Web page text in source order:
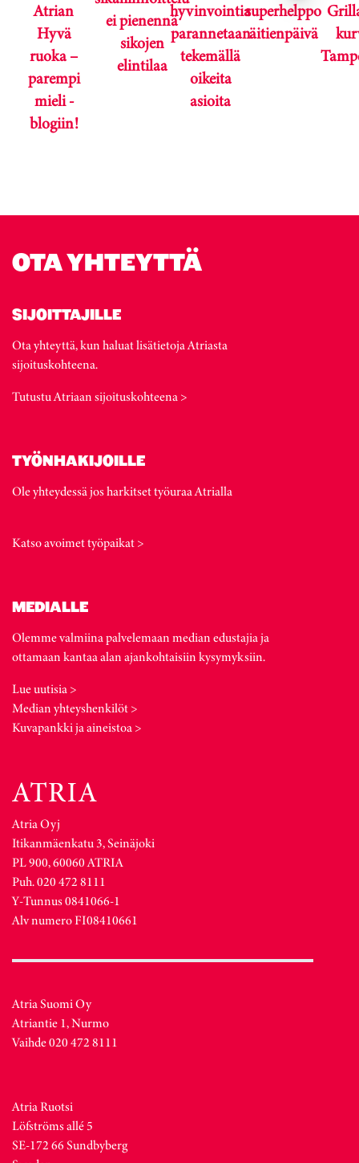
Atrian
Hyvä
ruoka –
parempi
mieli -
blogiin!
ei pienennä
sikojen
elintilaa
hyvinvointia
parannetaan
tekemällä
oikeita
asioita
superhelppo
äitienpäivä
OTA YHTEYTTÄ
SIJOITTAJILLE
Ota yhteyttä, kun haluat lisätietoja Atriasta
sijoituskohteena.
Tutustu Atriaan sijoituskohteena >
TYÖNHAKIJOILLE
Ole yhteydessä jos harkitset työuraa Atrialla
Katso avoimet työpaikat >
MEDIALLE
Olemme valmiina palvelemaan median edustajia ja
ottamaan kantaa alan ajankohtaisiin kysymyksiin.
Lue uutisia >
Median yhteyshenkilöt >
Kuvapankki ja aineistoa >
Atria Oyj
Itikanmäenkatu 3, Seinäjoki
PL 900, 60060 ATRIA
Puh. 020 472 8111
Y-Tunnus 0841066-1
Alv numero FI08410661
Atria Suomi Oy
Atriantie 1, Nurmo
Vaihde 020 472 8111
Atria Ruotsi
Löfströms allé 5
SE-172 66 Sundbyberg